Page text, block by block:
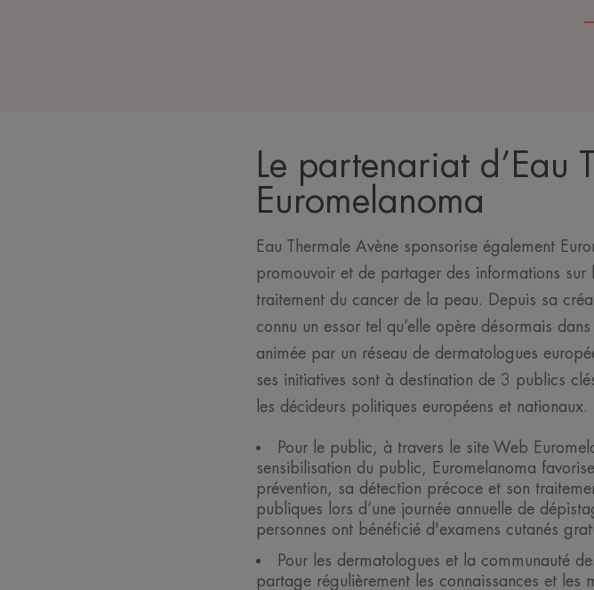
Le partenariat d’Eau
Euromelanoma
Eau Thermale Avène sponsorise également
promouvoir et de partager des informations
traitement du cancer de la peau. Depuis sa
connu un essor tel qu’elle opère désormais
animée par un réseau de dermatologues
ses initiatives sont à destination de 3 publics
les décideurs politiques européens et nationaux.
Pour le public, à travers le site Web
sensibilisation du public, Euromelanoma
prévention, sa détection précoce et son
publiques lors d’une journée annuelle de
personnes ont bénéficié d'examens cutanés
Pour les dermatologues et la communauté
partage régulièrement les connaissances et